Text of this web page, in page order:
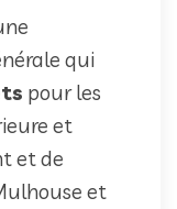
qui
pour les
et
et de
et